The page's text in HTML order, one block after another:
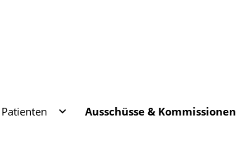
Patienten Ausschüsse & Kommissionen